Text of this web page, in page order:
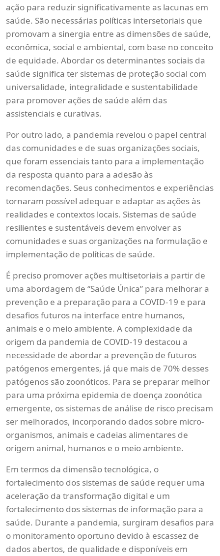
ação para reduzir significativamente as lacunas em
saúde. São necessárias políticas intersetoriais que
promovam a sinergia entre as dimensões de saúde,
econômica, social e ambiental, com base no conceito
de equidade. Abordar os determinantes sociais da
saúde significa ter sistemas de proteção social com
universalidade, integralidade e sustentabilidade
para promover ações de saúde além das
assistenciais e curativas.
Por outro lado, a pandemia revelou o papel central
das comunidades e de suas organizações sociais,
que foram essenciais tanto para a implementação
da resposta quanto para a adesão às
recomendações. Seus conhecimentos e experiências
tornaram possível adequar e adaptar as ações às
realidades e contextos locais. Sistemas de saúde
resilientes e sustentáveis devem envolver as
comunidades e suas organizações na formulação e
implementação de políticas de saúde.
É preciso promover ações multisetoriais a partir de
uma abordagem de “Saúde Única” para melhorar a
prevenção e a preparação para a COVID-19 e para
desafios futuros na interface entre humanos,
animais e o meio ambiente. A complexidade da
origem da pandemia de COVID-19 destacou a
necessidade de abordar a prevenção de futuros
patógenos emergentes, já que mais de 70% desses
patógenos são zoonóticos. Para se preparar melhor
para uma próxima epidemia de doença zoonótica
emergente, os sistemas de análise de risco precisam
ser melhorados, incorporando dados sobre micro-
organismos, animais e cadeias alimentares de
origem animal, humanos e o meio ambiente.
Em termos da dimensão tecnológica, o
fortalecimento dos sistemas de saúde requer uma
aceleração da transformação digital e um
fortalecimento dos sistemas de informação para a
saúde. Durante a pandemia, surgiram desafios para
o monitoramento oportuno devido à escassez de
dados abertos, de qualidade e disponíveis em